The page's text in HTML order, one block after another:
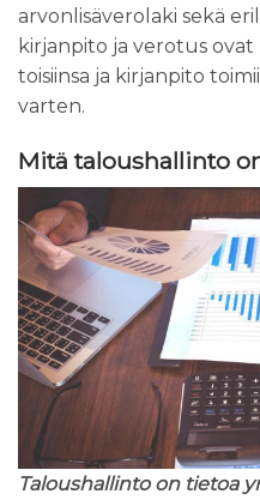
arvonlisäverolaki sekä
kirjanpito ja verotus ovat
toisiinsa ja kirjanpito
varten.
Mitä taloushallinto
Taloushallinto on tietoa